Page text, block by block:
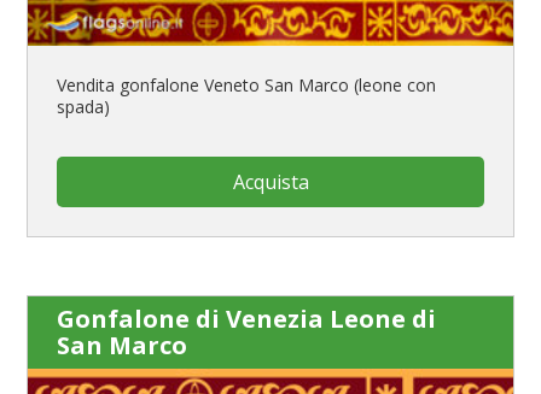
Vendita gonfalone Veneto San Marco (leone con
spada)
Acquista
Gonfalone di Venezia Leone di
San Marco